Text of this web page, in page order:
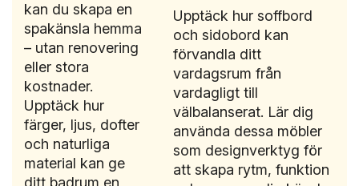
kan du skapa en
spakänsla hemma
– utan renovering
eller stora
kostnader.
Upptäck hur
färger, ljus, dofter
och naturliga
material kan ge
ditt badrum en
Upptäck hur soffbord
och sidobord kan
förvandla ditt
vardagsrum från
vardagligt till
välbalanserat. Lär dig
använda dessa möbler
som designverktyg för
att skapa rytm, funktion